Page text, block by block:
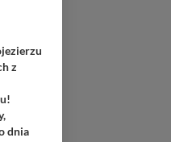
z
dnia